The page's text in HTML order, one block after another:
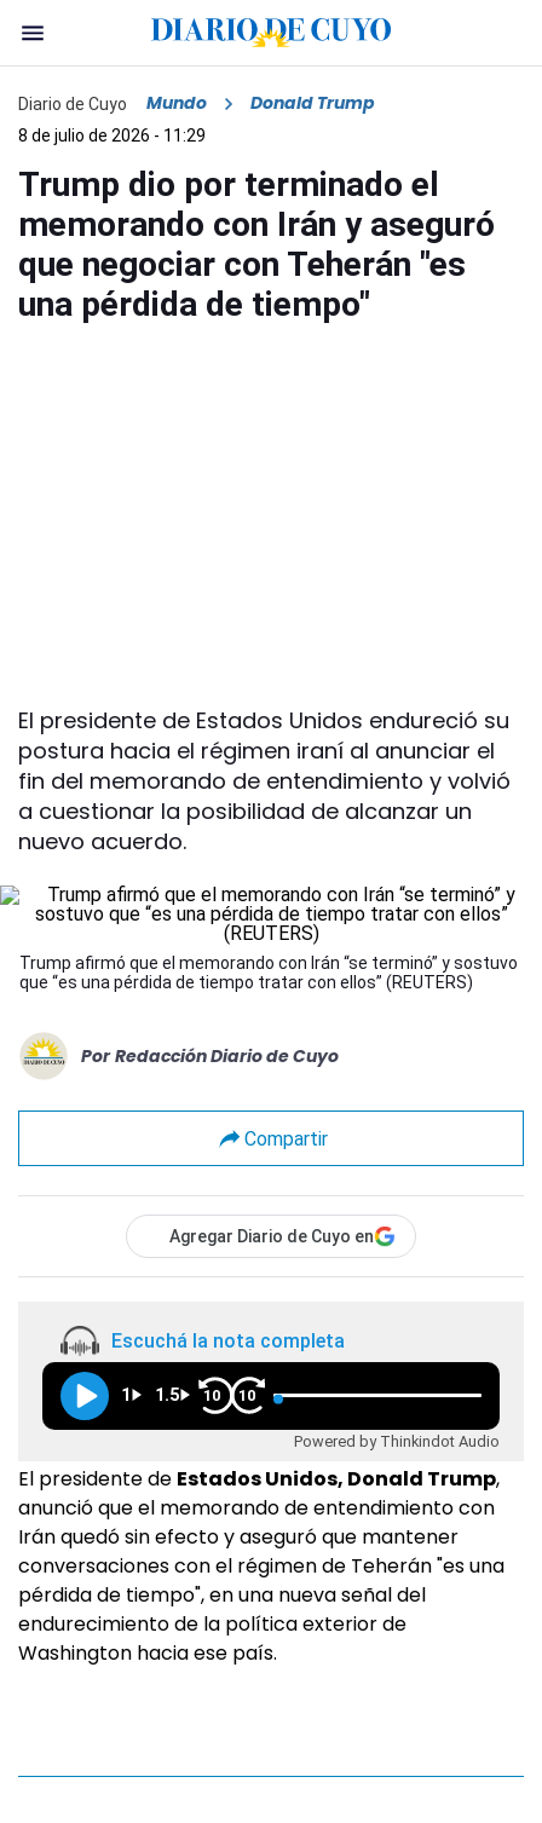
Diario de Cuyo Mundo Donald Trump
8 de julio de 2026 - 11:29
Trump dio por terminado el
memorando con Irán y aseguró
que negociar con Teherán "es
una pérdida de tiempo"
El presidente de Estados Unidos endureció su
postura hacia el régimen iraní al anunciar el
fin del memorando de entendimiento y volvió
a cuestionar la posibilidad de alcanzar un
nuevo acuerdo.
Trump afirmó que el memorando con Irán “se terminó” y sostuvo
que “es una pérdida de tiempo tratar con ellos” (REUTERS)
Por Redacción Diario de Cuyo
Compartir
Agregar Diario de Cuyo en
Escuchá la nota completa
1 1.5 10 10
Powered by Thinkindot Audio
El presidente de Estados Unidos, Donald Trump,
anunció que el memorando de entendimiento con
Irán quedó sin efecto y aseguró que mantener
conversaciones con el régimen de Teherán "es una
pérdida de tiempo", en una nueva señal del
endurecimiento de la política exterior de
Washington hacia ese país.